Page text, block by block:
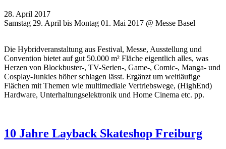
28. April 2017
Samstag 29. April bis Montag 01. Mai 2017 @ Messe Basel
Die Hybridveranstaltung aus Festival, Messe, Ausstellung und
Convention bietet auf gut 50.000 m² Fläche eigentlich alles, was
Herzen von Blockbuster-, TV-Serien-, Game-, Comic-, Manga- und
Cosplay-Junkies höher schlagen lässt. Ergänzt um weitläufige
Flächen mit Themen wie multimediale Vertriebswege, (HighEnd)
Hardware, Unterhaltungselektronik und Home Cinema etc. pp.
10 Jahre Layback Skateshop Freiburg